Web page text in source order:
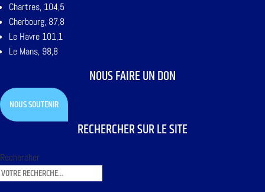
Chartres, 104,5
Cherbourg, 87,8
Le Havre 101,1
Le Mans, 98,8
NOUS FAIRE UN DON
NOUS SOUTENIR
RECHERCHER SUR LE SITE
Rechercher